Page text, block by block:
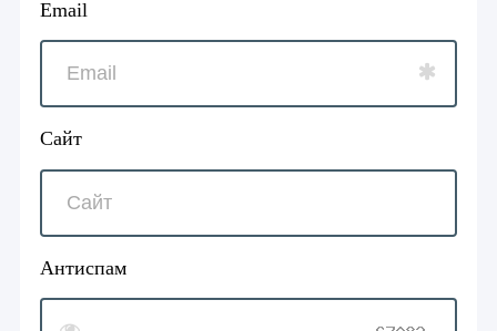
Email
Сайт
Антиспам